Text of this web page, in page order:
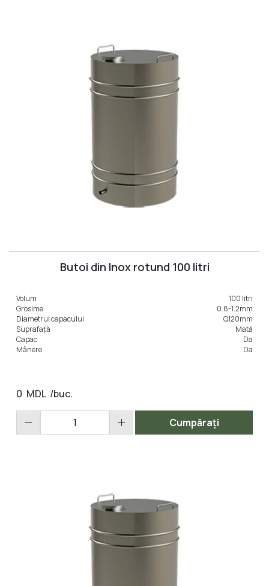
Butoi din Inox rotund 100 litri
Volum
100 litri
Grosime
0.8-1.2mm
Diametrul capacului
Q120mm
Suprafață
Mată
Capac
Da
Mânere
Da
0 MDL /buc.
remove add Cumpărați